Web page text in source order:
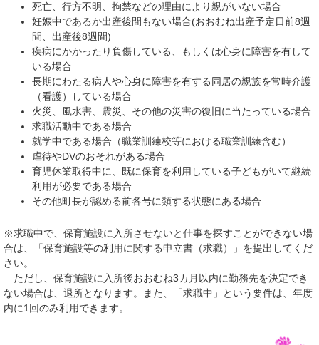
死亡、行方不明、拘禁などの理由により親がいない場合
妊娠中であるか出産後間もない場合(おおむね出産予定日前8週
間、出産後8週間)
疾病にかかったり負傷している、もしくは心身に障害を有して
いる場合
長期にわたる病人や心身に障害を有する同居の親族を常時介護
（看護）している場合
火災、風水害、震災、その他の災害の復旧に当たっている場合
求職活動中である場合
就学中である場合（職業訓練校等における職業訓練含む）
虐待やDVのおそれがある場合
育児休業取得中に、既に保育を利用している子どもがいて継続
利用が必要である場合
その他町長が認める前各号に類する状態にある場合
※求職中で、保育施設に入所させないと仕事を探すことができない場
合は、「保育施設等の利用に関する申立書（求職）」を提出してくだ
さい。
ただし、保育施設に入所後おおむね3カ月以内に勤務先を決定でき
ない場合は、退所となります。また、「求職中」という要件は、年度
内に1回のみ利用できます。